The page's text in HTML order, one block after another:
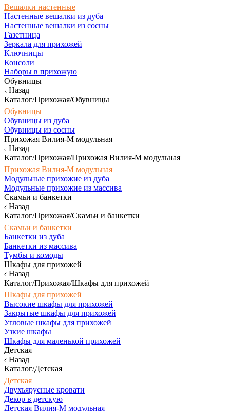
Вешалки настенные
Настенные вешалки из дуба
Настенные вешалки из сосны
Газетница
Зеркала для прихожей
Ключницы
Консоли
Наборы в прихожую
Обувницы
Назад
Каталог/Прихожая/Обувницы
Обувницы
Обувницы из дуба
Обувницы из сосны
Прихожая Вилия-М модульная
Назад
Каталог/Прихожая/Прихожая Вилия-М модульная
Прихожая Вилия-М модульная
Модульные прихожие из дуба
Модульные прихожие из массива
Скамьи и банкетки
Назад
Каталог/Прихожая/Скамьи и банкетки
Скамьи и банкетки
Банкетки из дуба
Банкетки из массива
Тумбы и комоды
Шкафы для прихожей
Назад
Каталог/Прихожая/Шкафы для прихожей
Шкафы для прихожей
Высокие шкафы для прихожей
Закрытые шкафы для прихожей
Угловые шкафы для прихожей
Узкие шкафы
Шкафы для маленькой прихожей
Детская
Назад
Каталог/Детская
Детская
Двухъярусные кровати
Декор в детскую
Детская Вилия-М модульная